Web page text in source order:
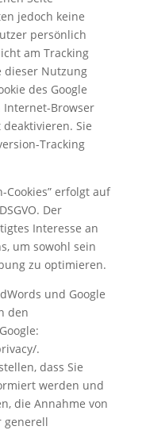
jedoch keine
persönlich
am Tracking
dieser Nutzung
des Google
Internet-Browser
Sie
Tracking
Cookies” erfolgt auf
Der
Interesse an
um sowohl sein
zu optimieren.
und Google
den
.
dass Sie
werden und
die Annahme von
generell